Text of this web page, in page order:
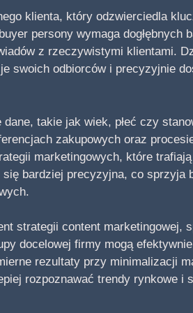
klienta, który odzwierciedla
persony wymaga dogłębnych
z rzeczywistymi klientami.
swoich odbiorców i precyzyjnie
takie jak wiek, płeć czy
zakupowych oraz
marketingowych, które
bardziej precyzyjna, co sprzyja
strategii content marketingowej,
docelowej firmy mogą
rezultaty przy minimalizacji
rozpoznawać trendy rynkowe i